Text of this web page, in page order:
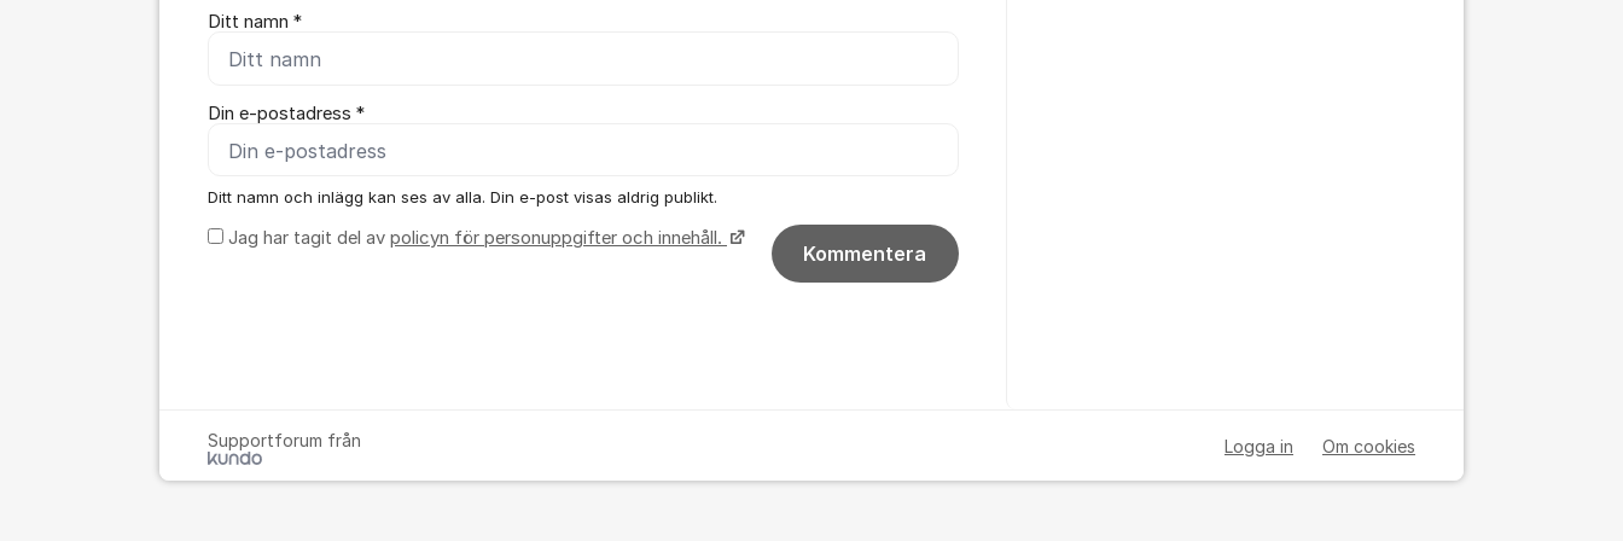
Ditt namn *
Din e-postadress *
Ditt namn och inlägg kan ses av alla. Din e-post visas aldrig publikt.
Jag har tagit del av policyn för personuppgifter och innehåll.
Kommentera
Supportforum från Logga in Om cookies